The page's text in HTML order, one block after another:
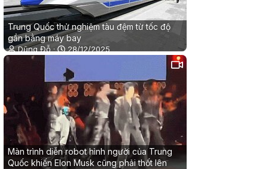
Trung Quốc thử nghiệm tàu đệm từ tốc độ
gần bằng máy bay
Dũng Đỗ
28/12/2025
Màn trình diễn robot hình người của Trung
Quốc khiến Elon Musk cũng phải thốt lên